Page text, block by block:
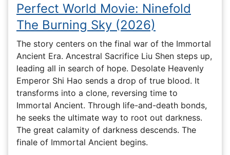
Perfect World Movie: Ninefold
The Burning Sky (2026)
The story centers on the final war of the Immortal
Ancient Era. Ancestral Sacrifice Liu Shen steps up,
leading all in search of hope. Desolate Heavenly
Emperor Shi Hao sends a drop of true blood. It
transforms into a clone, reversing time to
Immortal Ancient. Through life-and-death bonds,
he seeks the ultimate way to root out darkness.
The great calamity of darkness descends. The
finale of Immortal Ancient begins.